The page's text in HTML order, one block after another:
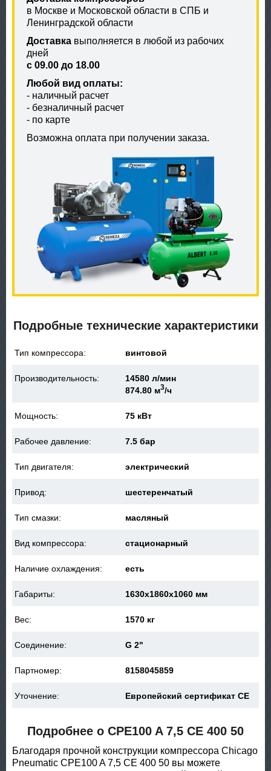
в Москве и Московской области в СПБ и
Ленинградской области
Доставка выполняется в любой из рабочих
дней
с 09.00 до 18.00
Любой вид оплаты:
- наличный расчет
- безналичный расчет
- по карте
Возможна оплата при получении заказа.
Подробные технические характеристики
Тип компрессора: винтовой
Производительность:
14580 л/мин
874.80 м3/ч
Мощность: 75 кВт
Рабочее давление: 7.5 бар
Тип двигателя: электрический
Привод: шестеренчатый
Тип смазки: масляный
Вид компрессора: стационарный
Наличие охлаждения: есть
Габариты: 1630x1860x1060 мм
Вес: 1570 кг
Соединение: G 2"
Партномер: 8158045859
Уточнение: Европейский сертификат CE
Подробнее о CPE100 A 7,5 CE 400 50
Благодаря прочной конструкции компрессора Chicago
Pneumatic CPE100 A 7,5 CE 400 50 вы можете